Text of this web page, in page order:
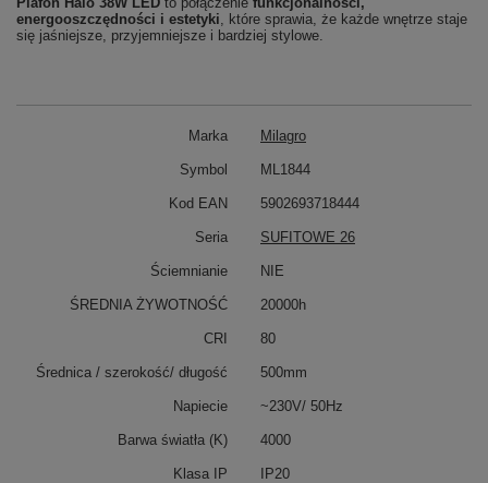
energooszczędności i estetyki, które sprawia, że każde wnętrze staje
się jaśniejsze, przyjemniejsze i bardziej stylowe.
Marka Milagro
Symbol ML1844
Kod EAN 5902693718444
Seria SUFITOWE 26
Ściemnianie NIE
ŚREDNIA ŻYWOTNOŚĆ 20000h
CRI 80
Średnica / szerokość/ długość 500mm
Napiecie ~230V/ 50Hz
Barwa światła (K) 4000
Klasa IP IP20